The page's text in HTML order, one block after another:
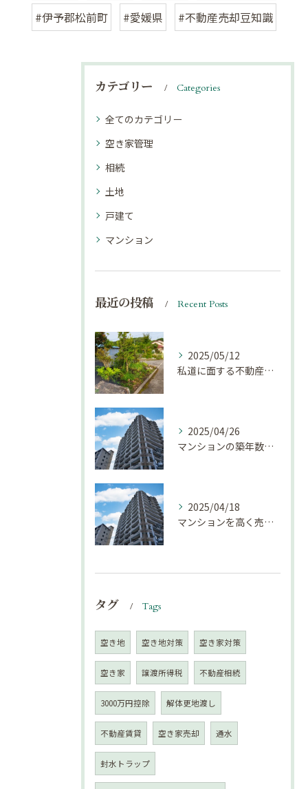
#伊予郡松前町
#愛媛県 #不動産売却豆知識
カテゴリー Categories
全てのカテゴリー
空き家管理
相続
土地
戸建て
マンション
最近の投稿 Recent Posts
2025/05/12
私道に面する不動産は売却しにくい？｜不動産売却豆知識（第69回）
2025/04/26
マンションの築年数による資産価値の変化とは｜不動産売却豆知識（第68回）
2025/04/18
マンションを高く売却するための注意点！
タグ Tags
空き地 空き地対策 空き家対策
空き家 譲渡所得税 不動産相続
3000万円控除 解体更地渡し
不動産賃貸 空き家売却 通水
封水トラップ